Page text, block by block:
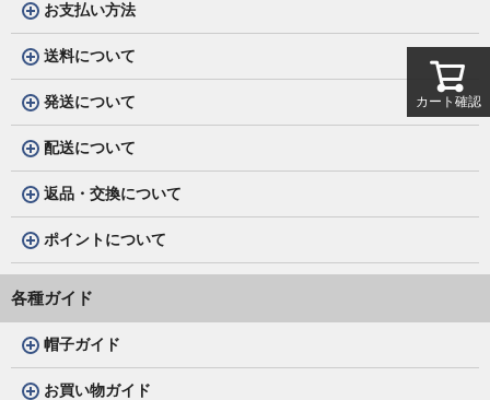
お支払い方法
送料について
発送について
配送について
返品・交換について
ポイントについて
各種ガイド
帽子ガイド
お買い物ガイド
カート確認